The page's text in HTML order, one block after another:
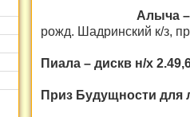
Алыча –
рожд. Шадринский к/з,
Пиала – дискв н/х
Приз Будущности для